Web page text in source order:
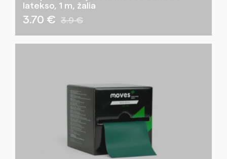
latekso, 1 m, žalia
3.70 € 3.9 €